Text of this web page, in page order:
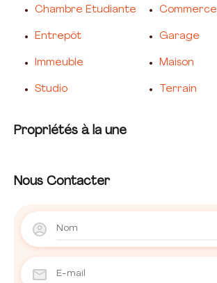
Chambre Etudiante Commerce
Entrepôt Garage
Immeuble Maison
Studio Terrain
Propriétés à la une
Nous Contacter